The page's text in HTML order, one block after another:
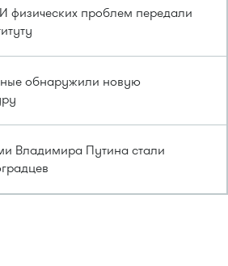
физических проблем передали
обнаружили новую
Владимира Путина стали